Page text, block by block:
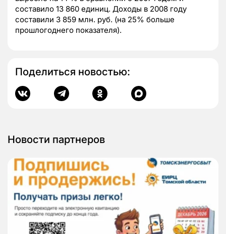
составило 13 860 единиц. Доходы в 2008 году
составили 3 859 млн. руб. (на 25% больше
прошлогоднего показателя).
Поделиться новостью:
Новости партнеров